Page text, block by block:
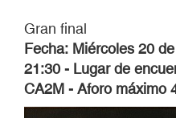
Gran final
Fecha: Miércoles 20
21:30 - Lugar de
CA2M - Aforo máximo